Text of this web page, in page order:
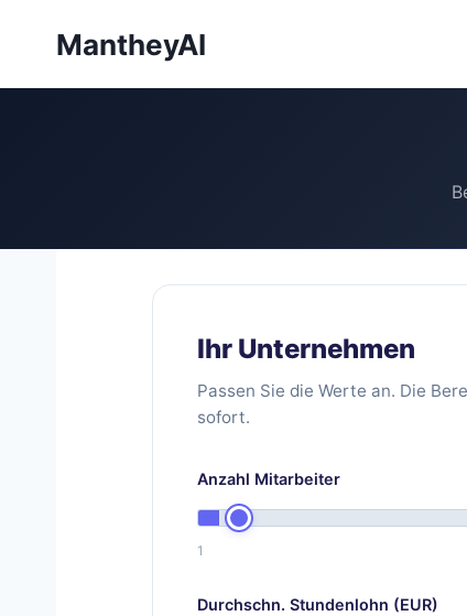
MantheyAI
Ihr Unternehmen
Passen Sie die Werte an. Die
sofort.
Anzahl Mitarbeiter
1
Durchschn. Stundenlohn (EUR)